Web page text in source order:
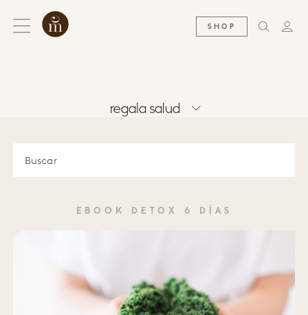
SHOP
regala salud
EBOOK DETOX 6 DÍAS